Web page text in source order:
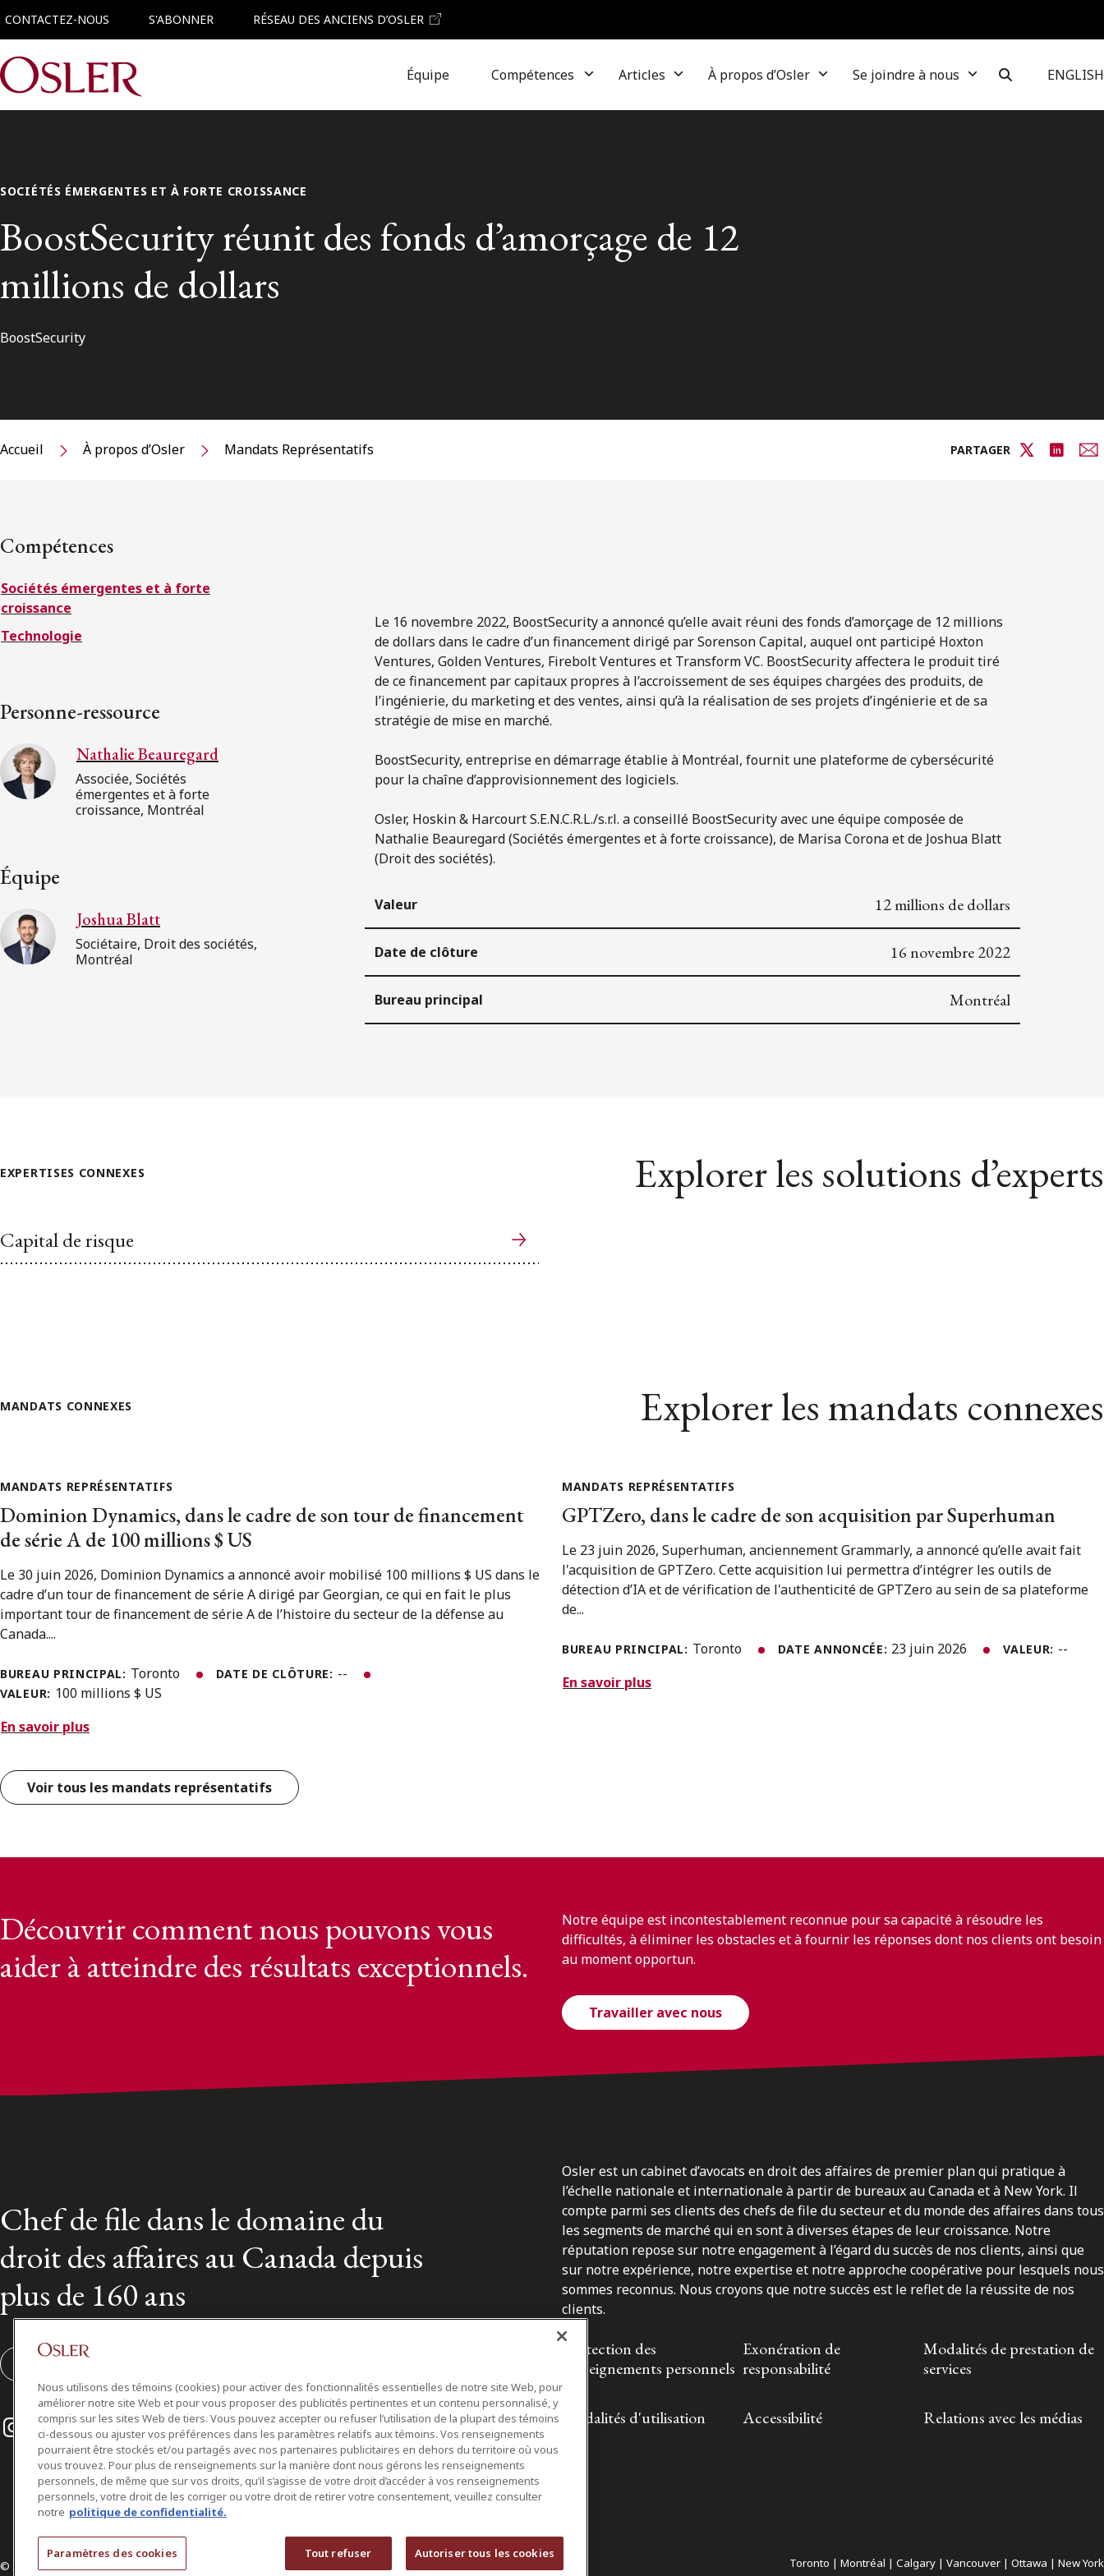
CONTACTEZ-NOUS S'ABONNER RÉSEAU DES ANCIENS D’OSLER
Main Navigation Équipe Compétences Articles À propos d’Osler Se joindre à nous ENGLISH
SOCIÉTÉS ÉMERGENTES ET À FORTE CROISSANCE
BoostSecurity réunit des fonds d’amorçage de 12
millions de dollars
BoostSecurity
Accueil À propos d’Osler Mandats Représentatifs PARTAGER
Compétences
Sociétés émergentes et à forte
croissance
Technologie
Personne-ressource
Nathalie Beauregard
Associée, Sociétés
émergentes et à forte
croissance, Montréal
Équipe
Joshua Blatt
Sociétaire, Droit des sociétés,
Montréal
Le 16 novembre 2022, BoostSecurity a annoncé qu’elle avait réuni des fonds d’amorçage de 12 millions
de dollars dans le cadre d’un financement dirigé par Sorenson Capital, auquel ont participé Hoxton
Ventures, Golden Ventures, Firebolt Ventures et Transform VC. BoostSecurity affectera le produit tiré
de ce financement par capitaux propres à l’accroissement de ses équipes chargées des produits, de
l’ingénierie, du marketing et des ventes, ainsi qu’à la réalisation de ses projets d’ingénierie et de sa
stratégie de mise en marché.
BoostSecurity, entreprise en démarrage établie à Montréal, fournit une plateforme de cybersécurité
pour la chaîne d’approvisionnement des logiciels.
Osler, Hoskin & Harcourt S.E.N.C.R.L./s.r.l. a conseillé BoostSecurity avec une équipe composée de
Nathalie Beauregard (Sociétés émergentes et à forte croissance), de Marisa Corona et de Joshua Blatt
(Droit des sociétés).
Valeur 12 millions de dollars
Date de clôture 16 novembre 2022
Bureau principal Montréal
EXPERTISES CONNEXES Explorer les solutions d’experts
Capital de risque
MANDATS CONNEXES Explorer les mandats connexes
MANDATS REPRÉSENTATIFS
Dominion Dynamics, dans le cadre de son tour de financement
de série A de 100 millions $ US
Le 30 juin 2026, Dominion Dynamics a annoncé avoir mobilisé 100 millions $ US dans le
cadre d’un tour de financement de série A dirigé par Georgian, ce qui en fait le plus
important tour de financement de série A de l’histoire du secteur de la défense au
Canada....
BUREAU PRINCIPAL: Toronto DATE DE CLÔTURE: --
VALEUR: 100 millions $ US
En savoir plus
MANDATS REPRÉSENTATIFS
GPTZero, dans le cadre de son acquisition par Superhuman
Le 23 juin 2026, Superhuman, anciennement Grammarly, a annoncé qu’elle avait fait
l'acquisition de GPTZero. Cette acquisition lui permettra d’intégrer les outils de
détection d’IA et de vérification de l'authenticité de GPTZero au sein de sa plateforme
de...
BUREAU PRINCIPAL: Toronto DATE ANNONCÉE: 23 juin 2026 VALEUR: --
En savoir plus
Voir tous les mandats représentatifs
Découvrir comment nous pouvons vous
aider à atteindre des résultats exceptionnels.
Notre équipe est incontestablement reconnue pour sa capacité à résoudre les
difficultés, à éliminer les obstacles et à fournir les réponses dont nos clients ont besoin
au moment opportun.
Travailler avec nous
Chef de file dans le domaine du
droit des affaires au Canada depuis
plus de 160 ans
Instagram
Twitter
LinkedIn
Osler est un cabinet d’avocats en droit des affaires de premier plan qui pratique à
l’échelle nationale et internationale à partir de bureaux au Canada et à New York. Il
compte parmi ses clients des chefs de file du secteur et du monde des affaires dans tous
les segments de marché qui en sont à diverses étapes de leur croissance. Notre
réputation repose sur notre engagement à l’égard du succès de nos clients, ainsi que
sur notre expérience, notre expertise et notre approche coopérative pour lesquels nous
sommes reconnus. Nous croyons que notre succès est le reflet de la réussite de nos
clients.
Protection des
renseignements personnels
Exonération de
responsabilité
Modalités de prestation de
services
Modalités d'utilisation Accessibilité Relations avec les médias
© 2026 Osler, Hoskin & Harcourt S.E.N.C.R.L./s.r.l. Tous droits réservés Toronto | Montréal | Calgary | Vancouver | Ottawa | New York
Nous utilisons des témoins (cookies) pour activer des fonctionnalités essentielles de notre site Web, pour
améliorer notre site Web et pour vous proposer des publicités pertinentes et un contenu personnalisé, y
compris sur les sites Web de tiers. Vous pouvez accepter ou refuser l’utilisation de la plupart des témoins
ci-dessous ou ajuster vos préférences dans les paramètres relatifs aux témoins. Vos renseignements
pourraient être stockés et/ou partagés avec nos partenaires publicitaires en dehors du territoire où vous
vous trouvez. Pour plus de renseignements sur la manière dont nous gérons les renseignements
personnels, de même que sur vos droits, qu’il s’agisse de votre droit d’accéder à vos renseignements
personnels, votre droit de les corriger ou votre droit de retirer votre consentement, veuillez consulter
notre politique de confidentialité.
Tout refuser Autoriser tous les cookies
Paramètres des cookies